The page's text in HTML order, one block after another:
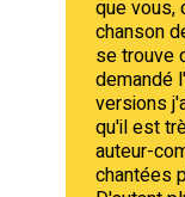
que vous,
chanson
se trouve
demandé
versions
qu'il est
auteur-
chantées